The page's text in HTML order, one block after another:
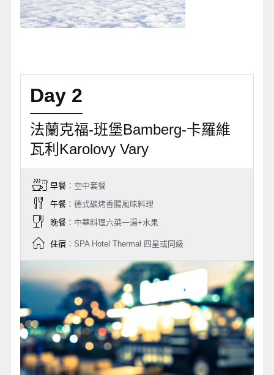
Day 2
法蘭克福-班堡Bamberg-卡羅維
瓦利Karolovy Vary
早餐：空中套餐
午餐：德式碳烤香腸風味料理
晚餐：中華料理六菜一湯+水果
住宿：SPA Hotel Thermal 四星或同級